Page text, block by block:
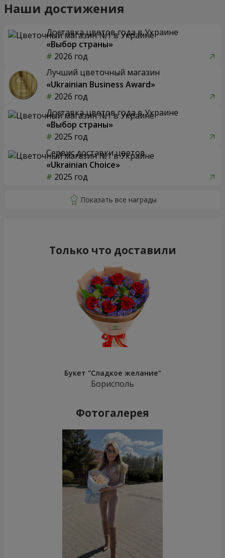
Наши достижения
Доставка цветов года в Украине
«Выбор страны»
2026 год
Лучший цветочный магазин
«Ukrainian Business Award»
2026 год
Доставка цветов года в Украине
«Выбор страны»
2025 год
Сервис доставки цветов
«Ukrainian Choice»
2025 год
Только что доставили
Букет "Сладкое желание"
Борисполь
Фотогалерея